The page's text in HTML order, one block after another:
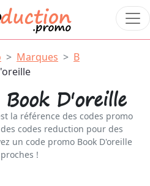
Marques
B
D'oreille
la référence des codes promo
codes reduction pour des
un code promo Book D'oreille
!